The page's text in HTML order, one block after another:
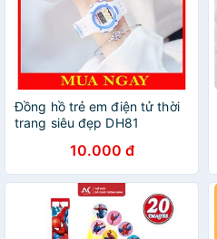
Đồng hồ trẻ em điện tử thời
trang siêu đẹp DH81
10.000 đ